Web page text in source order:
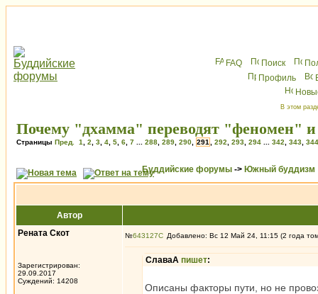
FAQ Поиск
Профиль
В этом
Почему "дхамма" переводят "феномен" и
Страницы Пред. 1 2 3 4 5 6 7 288 289 290 291 292 293 294 342 343 344
Буддийские форумы -> Южный буддизм
Автор
Рената Скот
Зарегистрирован:
29.09.2017
Суждений: 14208
№643127 Добавлено: Вс 12 Май 24, 11:15 (2 года
СлаваА пишет:
Описаны факторы пути, но не